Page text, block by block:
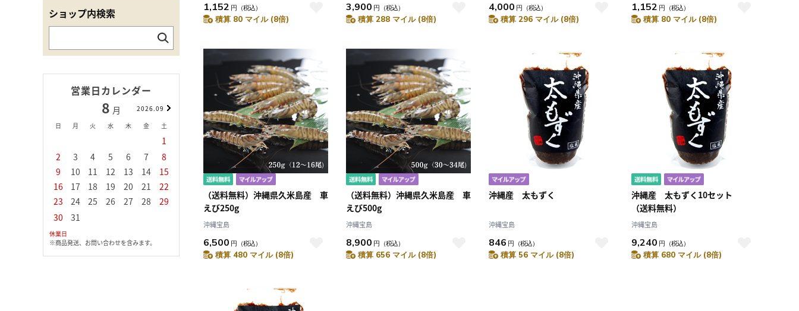
ショップ内検索
営業日カレンダー
8 月
2026.09
日
月 火 水 木 金 土
1
2
3 4 5 6 7
8
9
10 11 12 13 14
15
16
17 18 19 20 21
22
23
24 25 26 27 28
29
30
31
9月
2026.10
月 火 水 木 金 土
1 2 3 4
5
9 10
14 15 16 17 18
19
21 22 23 24
28 29 30
10月
2026.11
日
月 火 水 木 金 土
1 2
3
4
7 8 9
11
12 13 14 15 16
17
19 20 21 22 23
25
26 27 28 29 30 31
休業日
※商品発送、お問い合わせを含みます。
1,152 円 （税込）
積算 80 マイル (8倍)
3,900 円 （税込）
積算 288 マイル (8倍)
4,000 円 （税込）
積算 296 マイル (8倍)
1,152 円 （税込）
積算 80 マイル (8倍)
（送料無料）沖縄県久米島産 車
えび250g
沖縄宝島
6,500 円 （税込）
積算 480 マイル (8倍)
（送料無料）沖縄県久米島産 車
えび500g
沖縄宝島
8,900 円 （税込）
積算 656 マイル (8倍)
沖縄産 太もずく
沖縄宝島
846 円 （税込）
積算 56 マイル (8倍)
沖縄産 太もずく10セット
（送料無料）
沖縄宝島
9,240 円 （税込）
積算 680 マイル (8倍)